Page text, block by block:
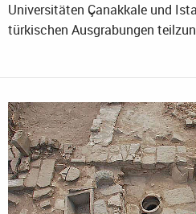
Universitäten Çanakkale und
türkischen Ausgrabungen